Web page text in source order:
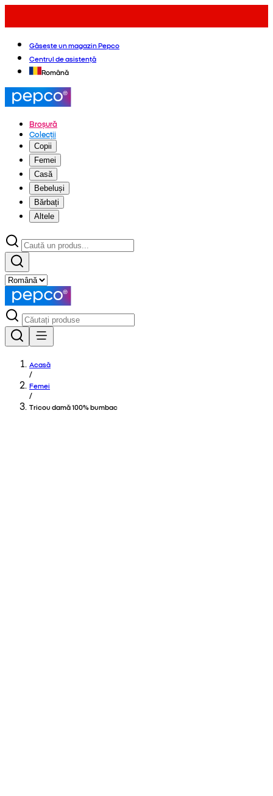
Găsește un magazin Pepco
Centrul de asistență
Română
Broșură
Colecții
Copii
Femei
Casă
Bebeluși
Bărbați
Altele
Acasă
/
Femei
/
Tricou damă 100% bumbac